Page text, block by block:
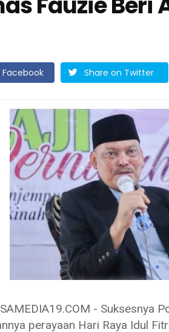
Share on Twitter
- Suksesnya
perayaan Hari Raya Idul